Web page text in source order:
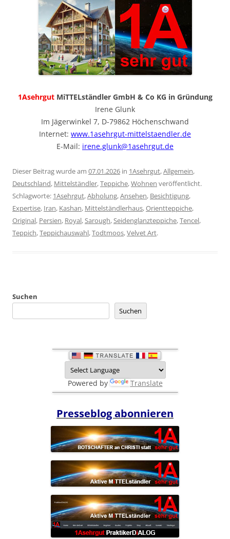
1AsehrgutMiTTELständler GmbH & Co KG in Gründung
Irene Glunk
Im Jägerwinkel 7, D-79862 Höchenschwand
Internet: www.1asehrgut-mittelstaendler.de
E-Mail: irene.glunk@1asehrgut.de
Dieser Beitrag wurde am 07.01.2026 in 1Asehrgut,Allgemein,
Deutschland, Mittelständler,Teppiche,Wohnen veröffentlicht.
Schlagworte: 1Asehrgut,Abholung,Ansehen, Besichtigung,
Expertise, Iran, Kashan, Mittelständlerhaus,Orientteppiche,
Original, Persien, Royal,Sarough,Seidenglanzteppiche,Tencel,
Teppich,Teppichauswahl,Todtmoos,Velvet Art.
Suchen
Suchen
Powered by Translate
Presseblog abonnieren